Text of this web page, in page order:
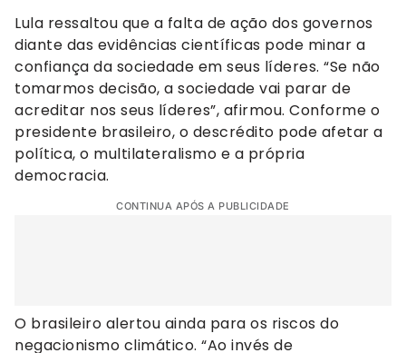
Lula ressaltou que a falta de ação dos governos
diante das evidências científicas pode minar a
confiança da sociedade em seus líderes. “Se não
tomarmos decisão, a sociedade vai parar de
acreditar nos seus líderes”, afirmou. Conforme o
presidente brasileiro, o descrédito pode afetar a
política, o multilateralismo e a própria
democracia.
CONTINUA APÓS A PUBLICIDADE
O brasileiro alertou ainda para os riscos do
negacionismo climático. “Ao invés de